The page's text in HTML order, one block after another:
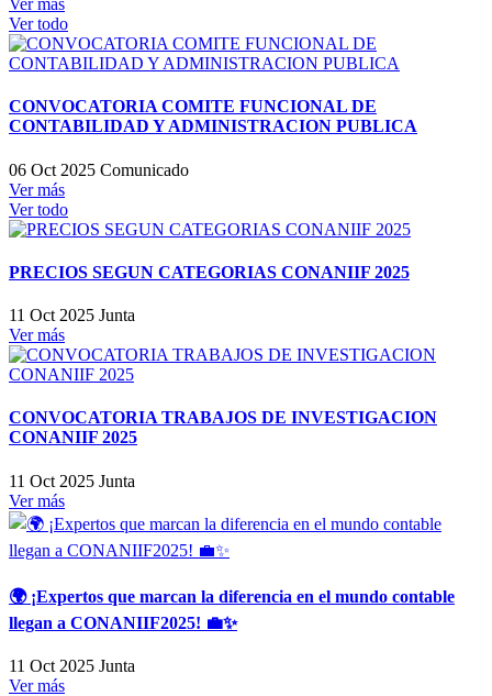
Ver más
Ver todo
CONVOCATORIA COMITE FUNCIONAL DE
CONTABILIDAD Y ADMINISTRACION PUBLICA
06 Oct 2025 Comunicado
Ver más
Ver todo
PRECIOS SEGUN CATEGORIAS CONANIIF 2025
11 Oct 2025 Junta
Ver más
CONVOCATORIA TRABAJOS DE INVESTIGACION
CONANIIF 2025
11 Oct 2025 Junta
Ver más
🌍 ¡Expertos que marcan la diferencia en el mundo contable
llegan a CONANIIF2025! 💼✨
11 Oct 2025 Junta
Ver más